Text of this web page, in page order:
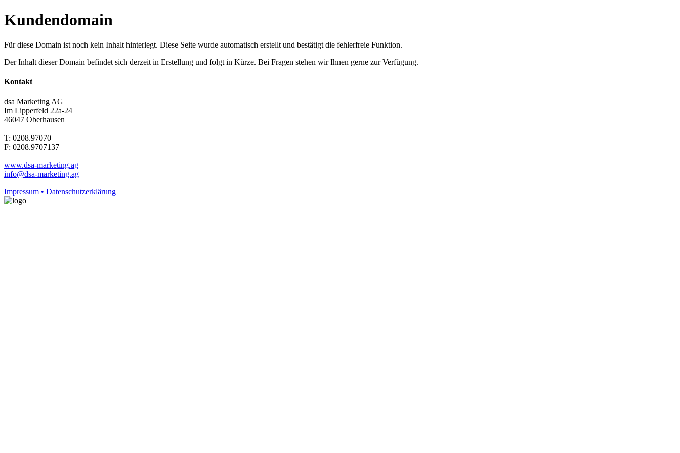
Kundendomain
Für diese Domain ist noch kein Inhalt hinterlegt. Diese Seite wurde automatisch erstellt und bestätigt die fehlerfreie Funktion.
Der Inhalt dieser Domain befindet sich derzeit in Erstellung und folgt in Kürze. Bei Fragen stehen wir Ihnen gerne zur Verfügung.
Kontakt
dsa Marketing AG
Im Lipperfeld 22a-24
46047 Oberhausen
T: 0208.97070
F: 0208.9707137
www.dsa-marketing.ag
info@dsa-marketing.ag
Impressum • Datenschutzerklärung